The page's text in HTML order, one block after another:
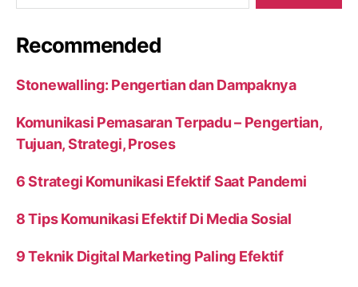
Recommended
Stonewalling: Pengertian dan Dampaknya
Komunikasi Pemasaran Terpadu – Pengertian,
Tujuan, Strategi, Proses
6 Strategi Komunikasi Efektif Saat Pandemi
8 Tips Komunikasi Efektif Di Media Sosial
9 Teknik Digital Marketing Paling Efektif